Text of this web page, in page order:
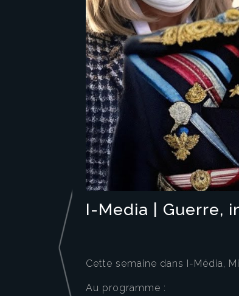
I-Media | Guerre,
Cette semaine dans I-Média,
Au programme :